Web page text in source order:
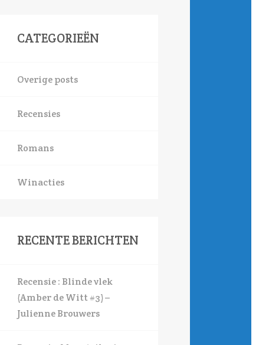
CATEGORIEËN
Overige posts
Recensies
Romans
Winacties
RECENTE BERICHTEN
Recensie : Blinde vlek
(Amber de Witt #3) –
Julienne Brouwers